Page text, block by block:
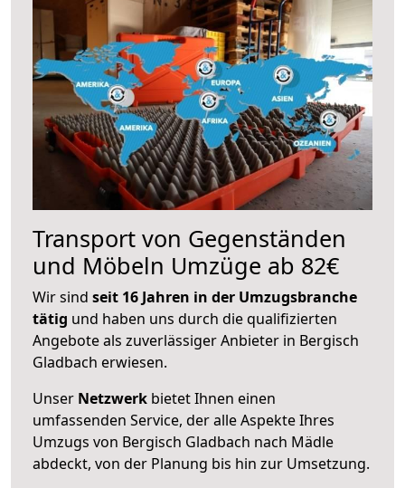
Transport von Gegenständen
und Möbeln Umzüge ab 82€
Wir sind seit 16 Jahren in der Umzugsbranche
tätig und haben uns durch die qualifizierten
Angebote als zuverlässiger Anbieter in Bergisch
Gladbach erwiesen.
Unser Netzwerk bietet Ihnen einen
umfassenden Service, der alle Aspekte Ihres
Umzugs von Bergisch Gladbach nach Mädle
abdeckt, von der Planung bis hin zur Umsetzung.